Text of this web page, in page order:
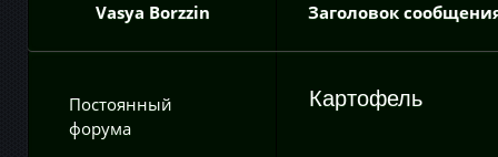
Vasya Borzzin Заголовок
Постоянный
форума
Картофель